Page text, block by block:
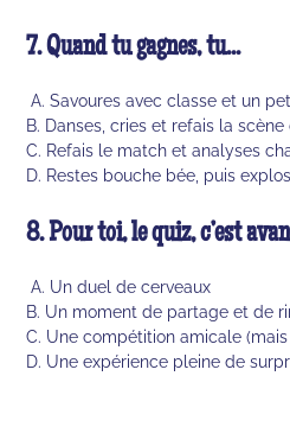
7. Quand tu gagnes, tu...
A. Savoures avec classe et un
B. Danses, cries et refais la
C. Refais le match et analyses
D. Restes bouche bée, puis
8. Pour toi, le quiz, c’est
A. Un duel de cerveaux
B. Un moment de partage et de
C. Une compétition amicale
D. Une expérience pleine de